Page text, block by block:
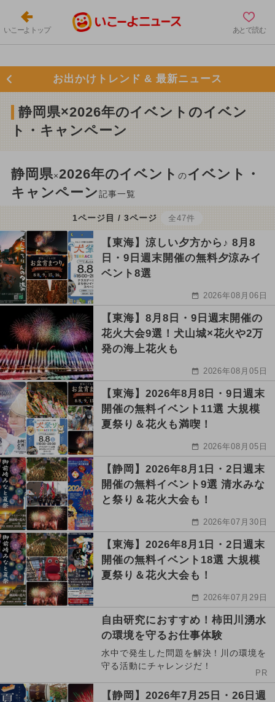
いこーよトップ あとで読む
お出かけトレンド & 最新ニュース
静岡県×2026年のイベントのイベン
ト・キャンペーン
静岡県×2026年のイベントのイベント・
キャンペーン記事一覧
1ページ目 / 3ページ 全47件
【東海】涼しい夕方から♪ 8月8
日・9日週末開催の無料夕涼みイ
ベント8選
2026年08月06日
【東海】8月8日・9日週末開催の
花火大会9選！犬山城×花火や2万
発の海上花火も
2026年08月05日
【東海】2026年8月8日・9日週末
開催の無料イベント11選 大規模
夏祭り＆花火も満喫！
2026年08月05日
【静岡】2026年8月1日・2日週末
開催の無料イベント9選 清水みな
と祭り＆花火大会も！
2026年07月30日
【東海】2026年8月1日・2日週末
開催の無料イベント18選 大規模
夏祭り＆花火大会も！
2026年07月29日
自由研究におすすめ！柿田川湧水
の環境を守るお仕事体験
水中で発生した問題を解決！川の環境を
守る活動にチャレンジだ！
PR
【静岡】2026年7月25日・26日週